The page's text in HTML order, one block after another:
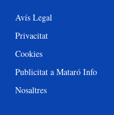
Avís Legal
Privacitat
Cookies
Publicitat a Mataró Info
Nosaltres